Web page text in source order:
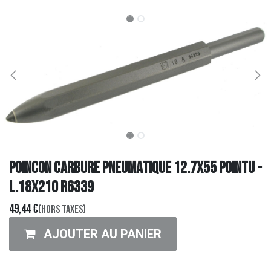
POINCON CARBURE PNEUMATIQUE 12.7X55 POINTU -
L.18x210 R6339
49,44€(Hors taxes)
AJOUTER AU PANIER